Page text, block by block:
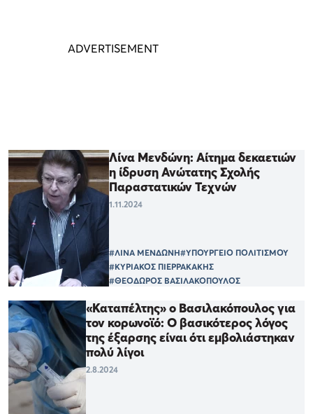
Λίνα Μενδώνη: Αίτημα δεκαετιών
η ίδρυση Ανώτατης Σχολής
Παραστατικών Τεχνών
1.11.2024
#ΛΙΝΑ ΜΕΝΔΩΝΗ#ΥΠΟΥΡΓΕΙΟ ΠΟΛΙΤΙΣΜΟΥ
#ΚΥΡΙΑΚΟΣ ΠΙΕΡΡΑΚΑΚΗΣ
#ΘΕΟΔΩΡΟΣ ΒΑΣΙΛΑΚΟΠΟΥΛΟΣ
«Καταπέλτης» ο Βασιλακόπουλος για
τον κορωνοϊό: Ο βασικότερος λόγος
της έξαρσης είναι ότι εμβολιάστηκαν
πολύ λίγοι
2.8.2024